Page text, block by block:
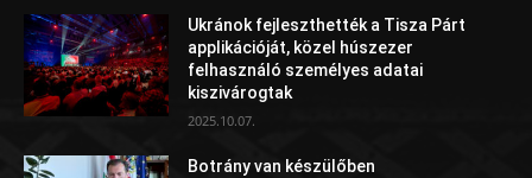
Ukránok fejleszthették a Tisza Párt
applikációját, közel húszezer
felhasználó személyes adatai
kiszivárogtak
2025.10.07.
Botrány van készülőben